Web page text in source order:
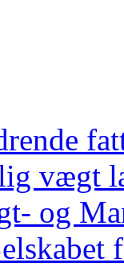
vægt
og